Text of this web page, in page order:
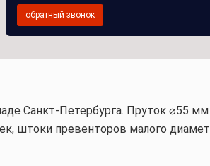
обратный звонок
Санкт-Петербурга. Пруток ⌀55
штоки превенторов малого